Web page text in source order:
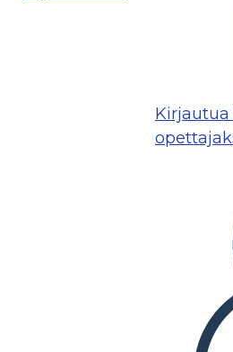
Kirjautua